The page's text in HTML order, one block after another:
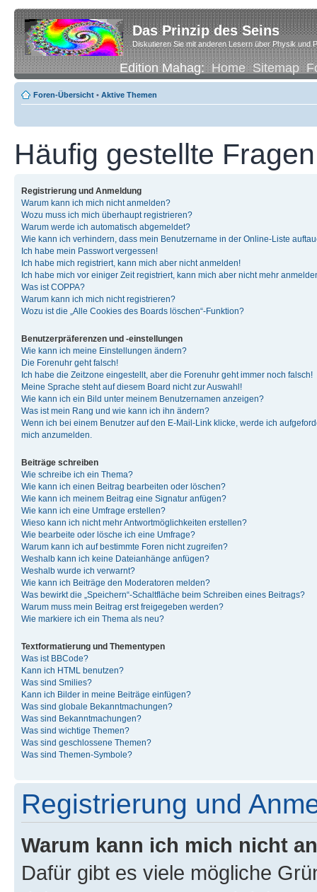
Das Prinzip des Seins
Diskutieren Sie mit anderen Lesern über Physik und
Edition Mahag:Home Sitemap
Foren-Übersicht • Aktive Themen
Häufig gestellte Fragen
Registrierung und Anmeldung
Warum kann ich mich nicht anmelden?
Wozu muss ich mich überhaupt registrieren?
Warum werde ich automatisch abgemeldet?
Wie kann ich verhindern, dass mein Benutzername in der Online-Liste
Ich habe mein Passwort vergessen!
Ich habe mich registriert, kann mich aber nicht anmelden!
Ich habe mich vor einiger Zeit registriert, kann mich aber nicht mehr
Was ist COPPA?
Warum kann ich mich nicht registrieren?
Wozu ist die „Alle Cookies des Boards löschen“-Funktion?
Benutzerpräferenzen und -einstellungen
Wie kann ich meine Einstellungen ändern?
Die Forenuhr geht falsch!
Ich habe die Zeitzone eingestellt, aber die Forenuhr geht immer noch falsch!
Meine Sprache steht auf diesem Board nicht zur Auswahl!
Wie kann ich ein Bild unter meinem Benutzernamen anzeigen?
Was ist mein Rang und wie kann ich ihn ändern?
Wenn ich bei einem Benutzer auf den E-Mail-Link klicke, werde ich
mich anzumelden.
Beiträge schreiben
Wie schreibe ich ein Thema?
Wie kann ich einen Beitrag bearbeiten oder löschen?
Wie kann ich meinem Beitrag eine Signatur anfügen?
Wie kann ich eine Umfrage erstellen?
Wieso kann ich nicht mehr Antwortmöglichkeiten erstellen?
Wie bearbeite oder lösche ich eine Umfrage?
Warum kann ich auf bestimmte Foren nicht zugreifen?
Weshalb kann ich keine Dateianhänge anfügen?
Weshalb wurde ich verwarnt?
Wie kann ich Beiträge den Moderatoren melden?
Was bewirkt die „Speichern“-Schaltfläche beim Schreiben eines Beitrags?
Warum muss mein Beitrag erst freigegeben werden?
Wie markiere ich ein Thema als neu?
Textformatierung und Thementypen
Was ist BBCode?
Kann ich HTML benutzen?
Was sind Smilies?
Kann ich Bilder in meine Beiträge einfügen?
Was sind globale Bekanntmachungen?
Was sind Bekanntmachungen?
Was sind wichtige Themen?
Was sind geschlossene Themen?
Was sind Themen-Symbole?
Registrierung und
Warum kann ich mich nicht
Dafür gibt es viele mögliche